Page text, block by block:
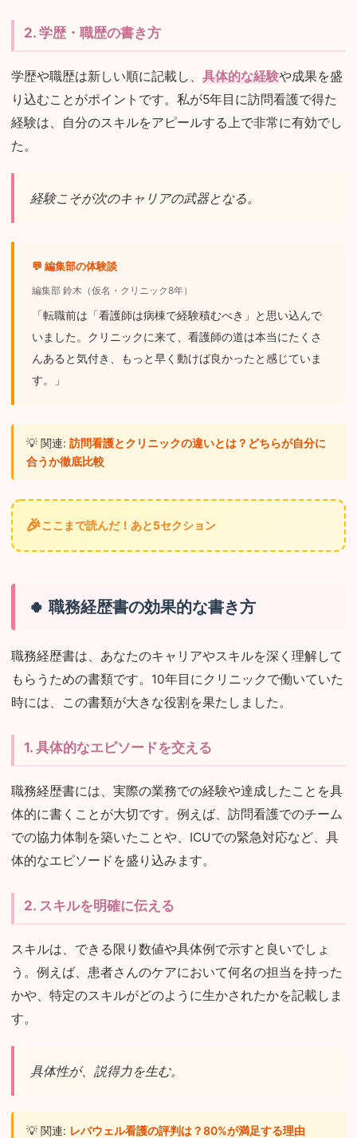
2. 学歴・職歴の書き方
学歴や職歴は新しい順に記載し、 具体的な経験や成果を盛
り込むことがポイントです。私が5年目に訪問看護で得た
経験は、自分のスキルをアピールする上で非常に有効でし
た。
経験こそが次のキャリアの武器となる。
💬 編集部の体験談
編集部 鈴木（仮名・クリニック8年）
「転職前は「看護師は病棟で経験積むべき」と思い込んで
いました。クリニックに来て、看護師の道は本当にたくさ
んあると気付き、もっと早く動けば良かったと感じていま
す。」
💡 関連: 訪問看護とクリニックの違いとは？どちらが自分に
合うか徹底比較
🎉ここまで読んだ！あと5セクション
職務経歴書の効果的な書き方
職務経歴書は、あなたのキャリアやスキルを深く理解して
もらうための書類です。10年目にクリニックで働いていた
時には、この書類が大きな役割を果たしました。
1. 具体的なエピソードを交える
職務経歴書には、実際の業務での経験や達成したことを具
体的に書くことが大切です。例えば、訪問看護でのチーム
での協力体制を築いたことや、ICUでの緊急対応など、具
体的なエピソードを盛り込みます。
2. スキルを明確に伝える
スキルは、できる限り数値や具体例で示すと良いでしょ
う。例えば、患者さんのケアにおいて何名の担当を持った
かや、特定のスキルがどのように生かされたかを記載しま
す。
具体性が、説得力を生む。
💡 関連: レバウェル看護の評判は？80%が満足する理由